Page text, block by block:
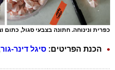
כפרית ונינוחה. חתונה בצבעי סגול, כתום
הכנת הפריטים: סיגל דינר-גור